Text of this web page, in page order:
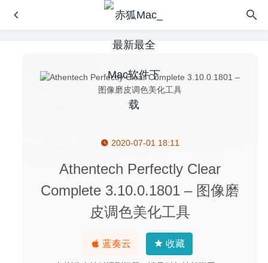
2020-07-01 18:11
Athentech Perfectly Clear
Complete 3.10.0.1801 – 图像磨
皮调色美化工具
蓝奏云 收藏
Adobe After Effects 2020 17.11 中文版-视频合成及视频特
Unfolder 1.10.6 – 3D模型展开工具 2022-04-14
Creative Convert 1.4.0 – 文件格式转换工具 2020-07-18
Bridge Constructor(桥梁构造者) 1.0r12 中文版 – 桥梁建造
Apifox 1.0.0 beta.65 – 比 Postman 更好用的接口管理平台